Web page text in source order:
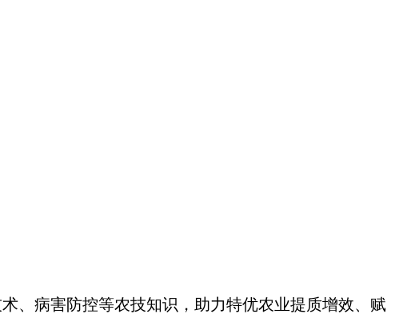
、病害防控等农技知识，助力特优农业提质增效、赋